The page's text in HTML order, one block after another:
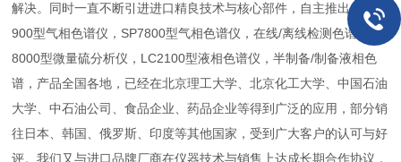
解决。同时一直不断引进进口精良技术与核心部件，自主推出的SP6
900型气相色谱仪，SP7800型气相色谱仪，在线/离线检测色谱，JK-
8000型微量硫分析仪，LC2100型液相色谱仪，半制备/制备液相色
谱，产品全国各地，已经在北京理工大学、北京化工大学、中国石油
大学、中石油公司、食品企业、药品企业等得到广泛的应用，部分销
往日本、韩国、俄罗斯、印度等其他国家，受到广大客户的认可与好
评。我们又与进口品牌厂商在仪器技术与销售上达成长期合作协议，